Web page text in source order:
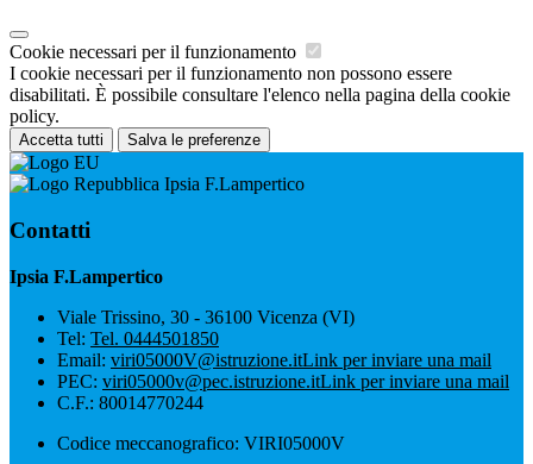
Cookie necessari per il funzionamento
I cookie necessari per il funzionamento non possono essere
disabilitati. È possibile consultare l'elenco nella pagina della cookie
policy.
Accetta tutti Salva le preferenze
Ipsia F.Lampertico
Contatti
Ipsia F.Lampertico
Viale Trissino, 30 - 36100 Vicenza (VI)
Tel: Tel. 0444501850
Email: viri05000V@istruzione.itLink per inviare una mail
PEC: viri05000v@pec.istruzione.itLink per inviare una mail
C.F.: 80014770244
Codice meccanografico: VIRI05000V